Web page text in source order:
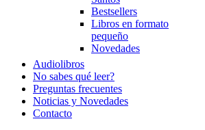
Bestsellers
Libros en formato
pequeño
Novedades
Audiolibros
No sabes qué leer?
Preguntas frecuentes
Noticias y Novedades
Contacto